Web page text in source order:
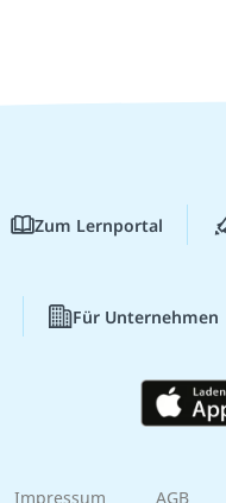
Zum Lernportal
Für Unternehmen
Impressum AGB